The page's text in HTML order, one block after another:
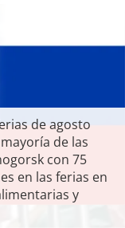
de agosto
de las
con 75
en las ferias en
y